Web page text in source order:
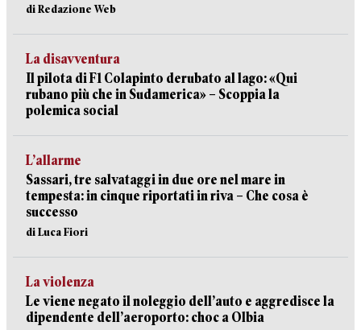
di Redazione Web
La disavventura
Il pilota di F1 Colapinto derubato al lago: «Qui
rubano più che in Sudamerica» – Scoppia la
polemica social
L’allarme
Sassari, tre salvataggi in due ore nel mare in
tempesta: in cinque riportati in riva – Che cosa è
successo
di Luca Fiori
La violenza
Le viene negato il noleggio dell’auto e aggredisce la
dipendente dell’aeroporto: choc a Olbia